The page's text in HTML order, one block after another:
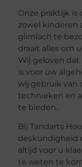
Onze praktijk
zowel kinderen
glimlach te
draait alles om
Wij geloven
is voor uw
wij gebruik van
technieken en
te bieden.
Bij Tandarts
deskundigheid
altijd voor u
te weten te